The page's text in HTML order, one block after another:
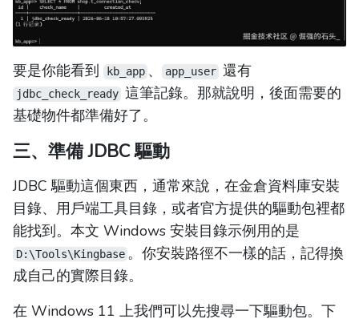
要是你能看到 kb_app 、 app_user 還有
jdbc_check_ready 這筆記錄。那就說明，後面需要的
基礎物件都準備好了。
三、準備 JDBC 驅動
JDBC 驅動這個東西，通常來說，在金倉資料庫安裝
目錄、用戶端工具目錄，或者官方提供的驅動包裡都
能找到。本文 Windows 安裝目錄示例用的是
D:\Tools\Kingbase 。你安裝路徑不一樣的話，記得換
成自己的實際目錄。
在 Windows 11 上我們可以先搜尋一下驅動包。下